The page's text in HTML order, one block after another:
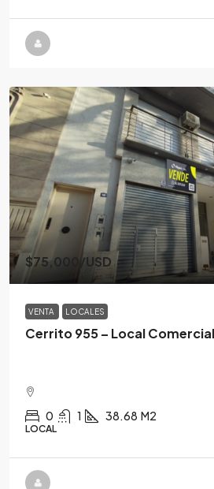
$75,000 /USD
VENTA LOCALES
Cerrito 955 – Local
0 1 38.68 M2
LOCAL